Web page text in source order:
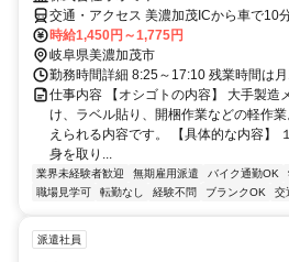
交通・アクセス 美濃加茂ICから車で10
ー通勤OK｜バイク通勤OK
時給1,450円～1,775円
岐阜県美濃加茂市
勤務時間詳細 8:25～17:10 残業時間は
仕事内容 【オシゴトの内容】 大手製造
け、ラベル貼り、開梱作業などの軽作
えられる内容です。 【具体的な内容】
身を取り...
業界未経験者歓迎 無期雇用派遣 バイク通勤OK
職場見学可
転勤なし 経験不問 ブランクOK 交
派遣社員